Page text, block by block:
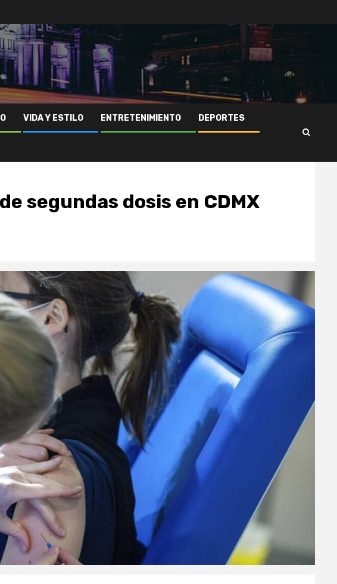
VIDA Y ESTILO ENTRETENIMIENTO DEPORTES
segundas dosis en CDMX